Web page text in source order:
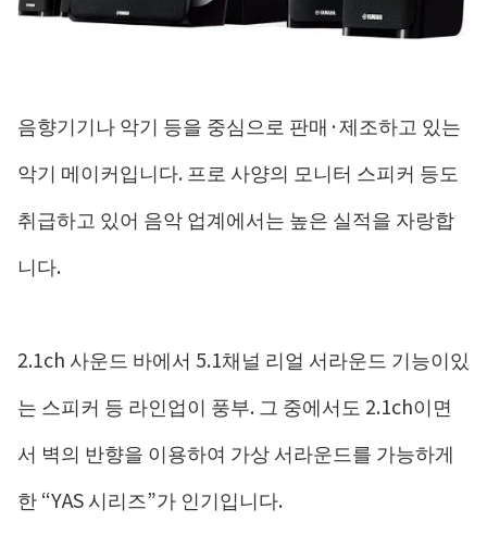
음향기기나 악기 등을 중심으로 판매·제조하고 있는
악기 메이커입니다. 프로 사양의 모니터 스피커 등도
취급하고 있어 음악 업계에서는 높은 실적을 자랑합
니다.
2.1ch 사운드 바에서 5.1채널 리얼 서라운드 기능이있
는 스피커 등 라인업이 풍부. 그 중에서도 2.1ch이면
서 벽의 반향을 이용하여 가상 서라운드를 가능하게
한 “YAS 시리즈”가 인기입니다.